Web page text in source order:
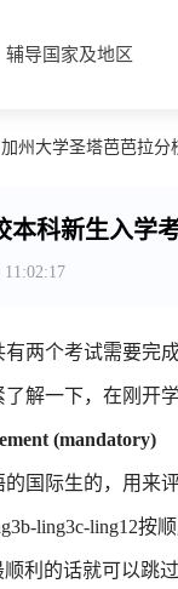
辅导国家及地区
州大学圣塔芭芭拉分
本科新生入学
个考试需要完成
解一下，在刚开
(mandatory)
际生的，用来
ling3c-ling12
利的话就可以跳